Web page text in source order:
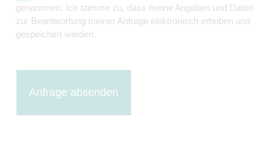
genommen. Ich stimme zu, dass meine Angaben und Daten
zur Beantwortung meiner Anfrage elektronisch erhoben und
gespeichert werden.
Anfrage absenden